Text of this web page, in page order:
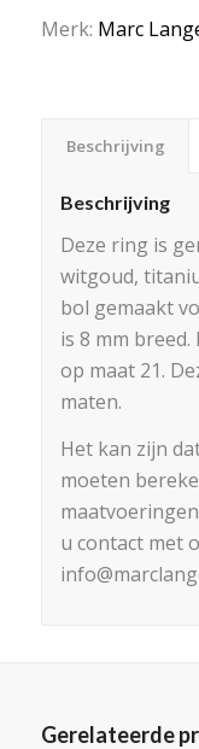
Merk: Marc
Beschrijving
Beschrijving
Deze ring is
witgoud,
bol gemaakt
is 8 mm
op maat 21.
maten.
Het kan zijn
moeten
u contact met
Gerelateerde